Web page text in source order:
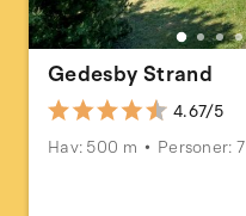
Gedesby Strand
4.67/5
Hav: 500 m
Personer: 7